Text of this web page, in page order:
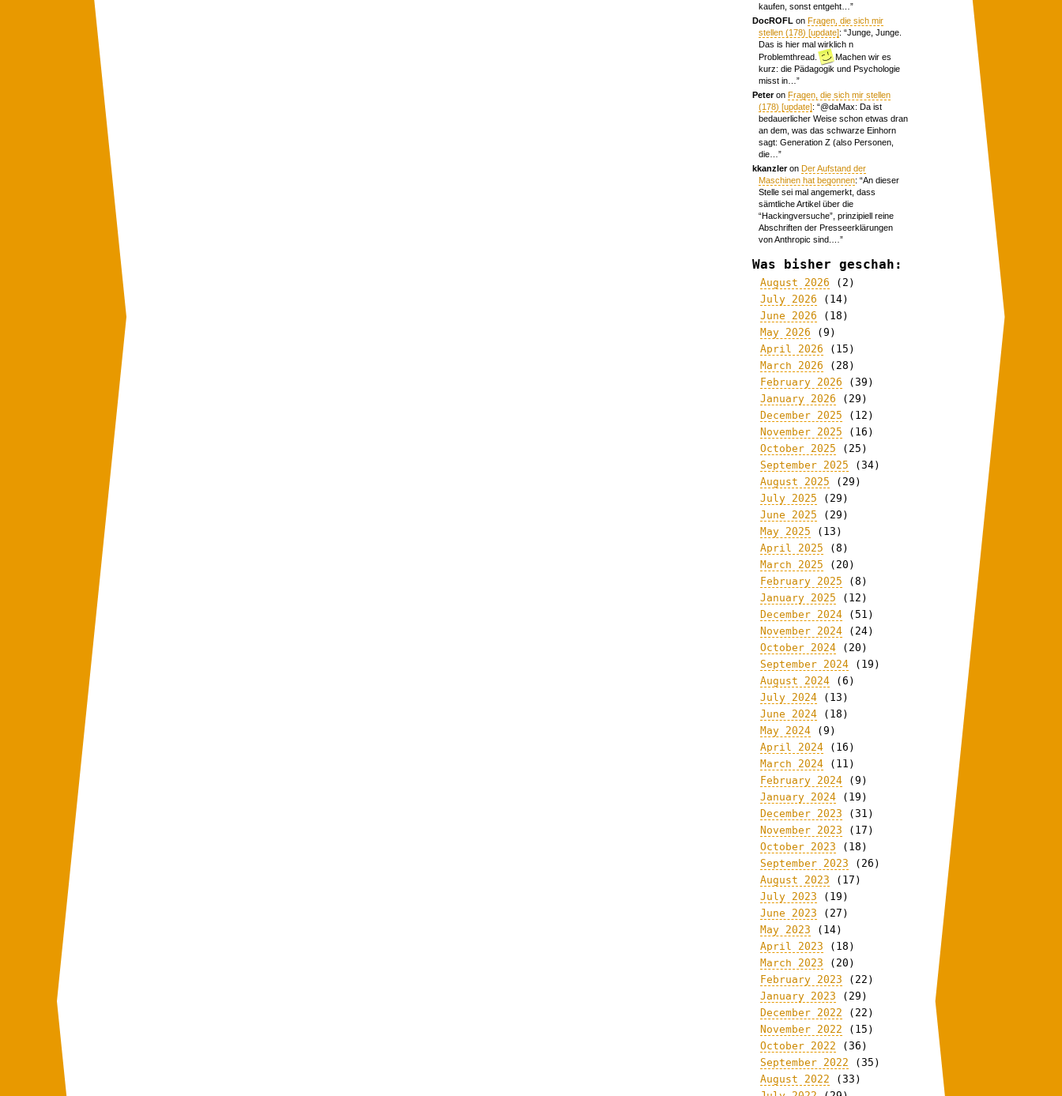
kaufen, sonst entgeht… ”
DocROFL onFragen, die sich mir
stellen (178) [update]: “Junge, Junge.
Das is hier mal wirklich n
Problemthread.
Machen wir es
kurz: die Pädagogik und Psychologie
misst in… ”
PeteronFragen, die sich mir stellen
(178) [update]: “@daMax: Da ist
bedauerlicher Weise schon etwas dran
an dem, was das schwarze Einhorn
sagt: Generation Z (also Personen,
die… ”
kkanzleronDer Aufstand der
Maschinen hat begonnen: “An dieser
Stelle sei mal angemerkt, dass
sämtliche Artikel über die
“Hackingversuche”, prinzipiell reine
Abschriften der Presseerklärungen
von Anthropic sind.… ”
Was bisher geschah:
August 2026 (2)
July 2026 (14)
June 2026 (18)
May 2026 (9)
April 2026 (15)
March 2026 (28)
February 2026 (39)
January 2026 (29)
December 2025 (12)
November 2025 (16)
October 2025 (25)
September 2025 (34)
August 2025 (29)
July 2025 (29)
June 2025 (29)
May 2025 (13)
April 2025 (8)
March 2025 (20)
February 2025 (8)
January 2025 (12)
December 2024 (51)
November 2024 (24)
October 2024 (20)
September 2024 (19)
August 2024 (6)
July 2024 (13)
June 2024 (18)
May 2024 (9)
April 2024 (16)
March 2024 (11)
February 2024 (9)
January 2024 (19)
December 2023 (31)
November 2023 (17)
October 2023 (18)
September 2023 (26)
August 2023 (17)
July 2023 (19)
June 2023 (27)
May 2023 (14)
April 2023 (18)
March 2023 (20)
February 2023 (22)
January 2023 (29)
December 2022 (22)
November 2022 (15)
October 2022 (36)
September 2022 (35)
August 2022 (33)